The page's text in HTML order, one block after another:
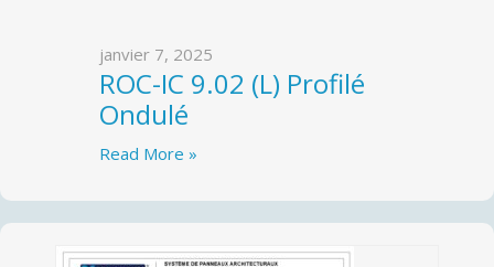
janvier 7, 2025
ROC-IC 9.02 (L) Profilé
Ondulé
Read More »